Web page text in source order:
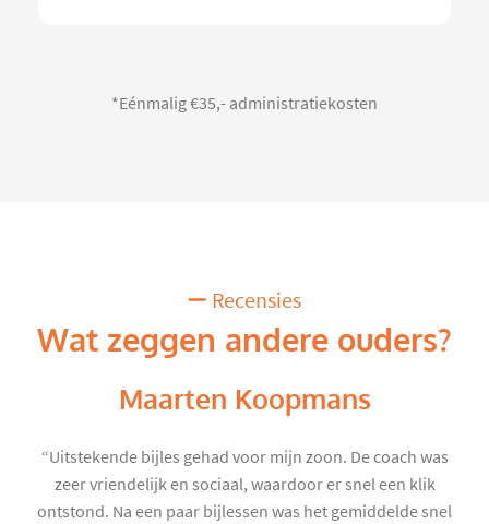
*Eénmalig €35,- administratiekosten
Recensies
Wat zeggen andere ouders?
Maarten Koopmans
“Uitstekende bijles gehad voor mijn zoon. De coach was
zeer vriendelijk en sociaal, waardoor er snel een klik
ontstond. Na een paar bijlessen was het gemiddelde snel